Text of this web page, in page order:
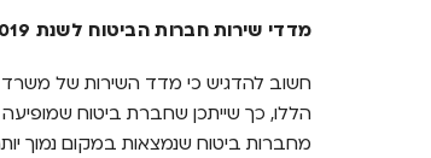
מדדי שירות חברות הביטוח לשנת 2019
חשוב להדגיש כי מדד השירות של
הללו, כך שייתכן שחברת ביטוח
מחברות ביטוח שנמצאות במקום נמוך